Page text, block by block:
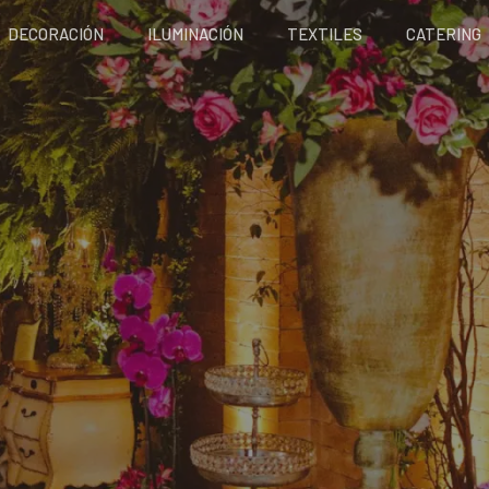
DECORACIÓN ILUMINACIÓN TEXTILES CATERING